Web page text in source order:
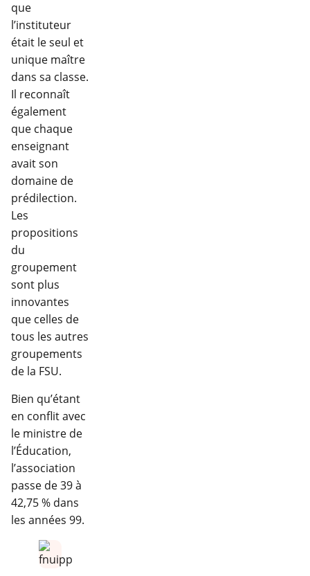
que
l’instituteur
était le seul et
unique maître
dans sa classe.
Il reconnaît
également
que chaque
enseignant
avait son
domaine de
prédilection.
Les
propositions
du
groupement
sont plus
innovantes
que celles de
tous les autres
groupements
de la FSU.
Bien qu’étant
en conflit avec
le ministre de
l’Éducation,
l’association
passe de 39 à
42,75 % dans
les années 99.